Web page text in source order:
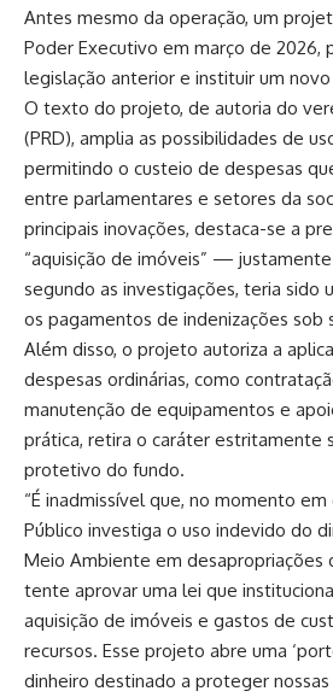
Antes mesmo da operação, um
Poder Executivo em março de 2026,
legislação anterior e instituir um
O texto do projeto, de autoria do
(PRD), amplia as possibilidades de
permitindo o custeio de despesas
entre parlamentares e setores da
principais inovações, destaca-se a
“aquisição de imóveis” —
segundo as investigações, teria sido
os pagamentos de indenizações sob
Além disso, o projeto autoriza a
despesas ordinárias, como
manutenção de equipamentos e
prática, retira o caráter estritamente
protetivo do fundo.
“É inadmissível que, no momento
Público investiga o uso indevido do
Meio Ambiente em desapropriações
tente aprovar uma lei que
aquisição de imóveis e gastos de
recursos. Esse projeto abre uma
dinheiro destinado a proteger